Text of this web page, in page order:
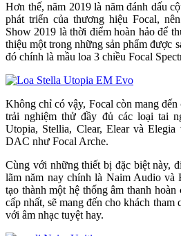
Hơn thế, năm 2019 là năm đánh dấu
phát triển của thương hiệu Focal,
Show 2019 là thời điểm hoàn hảo để
thiệu một trong những sản phẩm được
đó chính là mầu loa 3 chiều Focal
Không chỉ có vậy, Focal còn mang
trải nghiệm thử đầy đủ các loại tai
Utopia, Stellia, Clear, Elear và
DAC như Focal Arche.
Cùng với những thiết bị đặc biệt này,
lãm năm nay chính là Naim Audio và
tạo thành một hệ thống âm thanh
cấp nhất, sẽ mang đến cho khách
với âm nhạc tuyệt hay.